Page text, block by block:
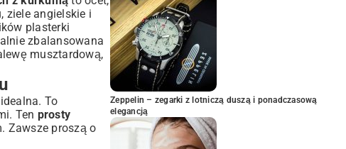
ziele angielskie i
plasterki
zbalansowana
musztardową,
To
Ten prosty
Zawsze proszą o
Zeppelin – zegarki z lotniczą duszą i ponadczasową
elegancją